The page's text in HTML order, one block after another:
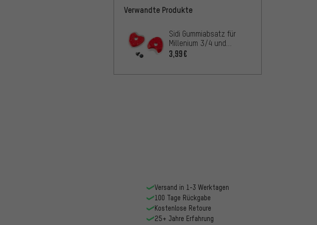
Verwandte Produkte
Sidi Gummiabsatz für
Millenium 3/4 und
Carbon Sohlen
3,99€
Versand in 1-3 Werktagen
100 Tage Rückgabe
Kostenlose Retoure
25+ Jahre Erfahrung